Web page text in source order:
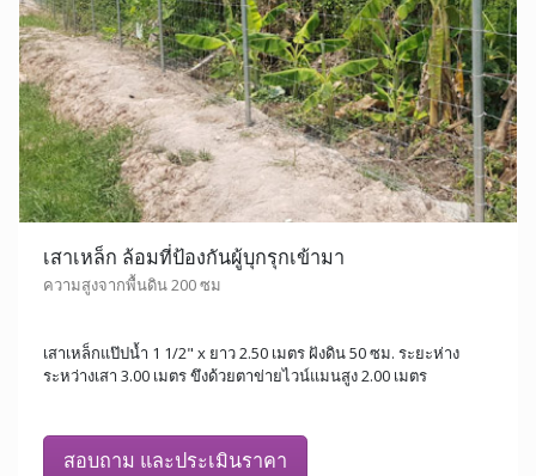
เสาเหล็ก ล้อมที่ป้องกันผู้บุกรุกเข้ามา
ความสูงจากพื้นดิน 200 ซม
เสาเหล็กแป๊ปน้ำ 1 1/2" x ยาว 2.50 เมตร ฝังดิน 50 ซม. ระยะห่าง
ระหว่างเสา 3.00 เมตร ขึงด้วยตาข่ายไวน์แมนสูง 2.00 เมตร
สอบถาม และประเมินราคา